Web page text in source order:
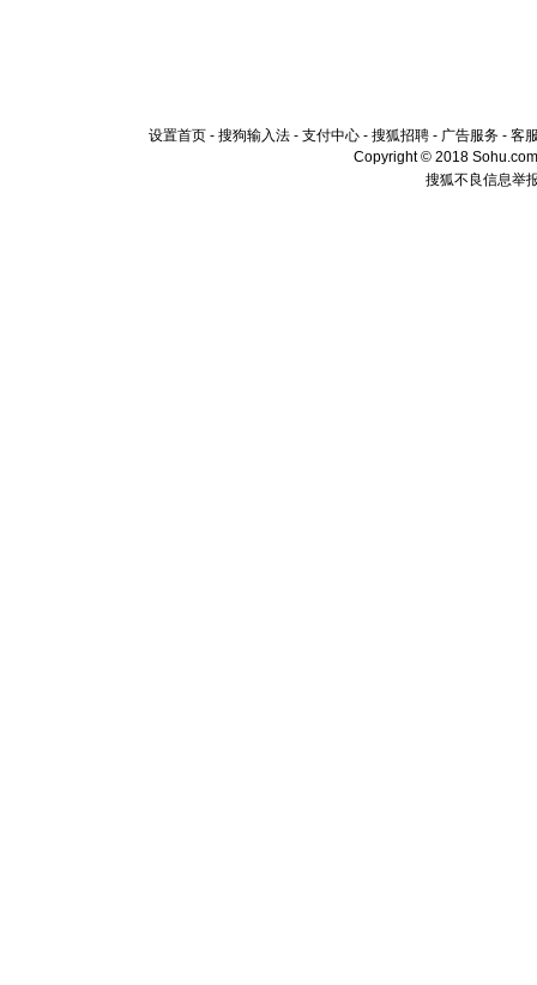
设置首页 - 搜狗输入法 - 支付中心 - 搜狐招聘 - 广告服务 - 客
Copyright © 2018
搜狐不良信息举